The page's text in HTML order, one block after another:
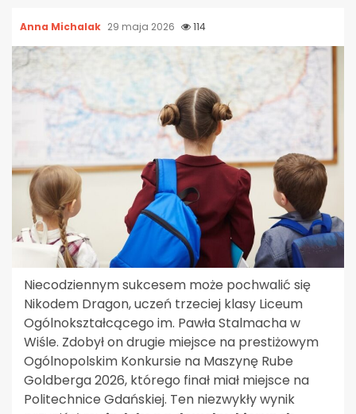
Anna Michalak 29 maja 2026 114
Niecodziennym sukcesem może pochwalić się
Nikodem Dragon, uczeń trzeciej klasy Liceum
Ogólnokształcącego im. Pawła Stalmacha w
Wiśle. Zdobył on drugie miejsce na prestiżowym
Ogólnopolskim Konkursie na Maszynę Rube
Goldberga 2026, którego finał miał miejsce na
Politechnice Gdańskiej. Ten niezwykły wynik